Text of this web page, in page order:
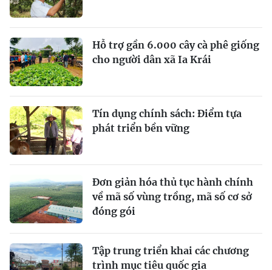
Hỗ trợ gần 6.000 cây cà phê giống
cho người dân xã Ia Krái
Tín dụng chính sách: Ðiểm tựa
phát triển bền vững
Đơn giản hóa thủ tục hành chính
về mã số vùng trồng, mã số cơ sở
đóng gói
Tập trung triển khai các chương
trình mục tiêu quốc gia